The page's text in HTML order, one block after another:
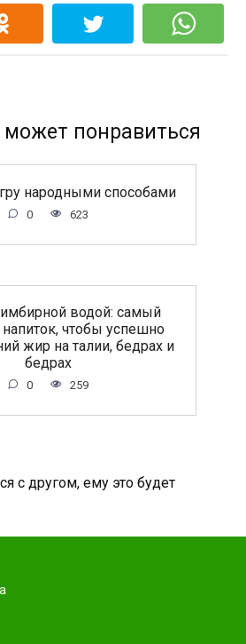
понравиться
народными способами
0 623
водой: самый
чтобы успешно
жир на талии, бедрах и
бедрах
0 259
с другом, ему это будет